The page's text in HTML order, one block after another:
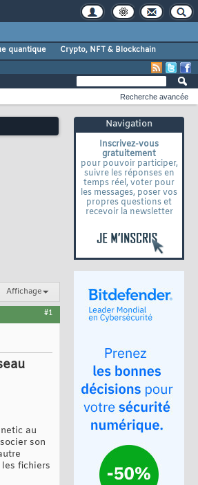
quantique
Crypto, NFT & Blockchain
Navigation
Inscrivez-vous
gratuitement
pour pouvoir participer,
suivre les réponses en
temps réel, voter pour
les messages, poser vos
propres questions et
recevoir la newsletter
Recherche avancée
Affichage
#1
au
son
fichiers